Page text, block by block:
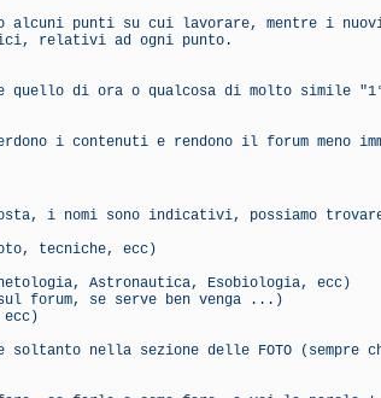
alcuni punti su cui lavorare, mentre i
relativi ad ogni punto.
di ora o qualcosa di molto simile
i contenuti e rendono il forum meno
i nomi sono indicativi, possiamo
tecniche, ecc)
Astronautica, Esobiologia, ecc)
sul forum, se serve ben venga ...)
ecc)
nella sezione delle FOTO